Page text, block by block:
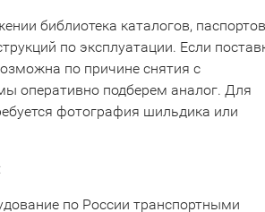
библиотека каталогов, паспортов
по эксплуатации. Если
по причине снятия с
оперативно подберем аналог. Для
фотография шильдика или
по России транспортными